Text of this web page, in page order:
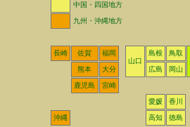
中国・四国地方
九州・沖縄地方
長崎 佐賀
福岡
山口
島根
鳥取
熊本
大分 広島 岡山
鹿児島 宮崎
愛媛 香川
沖縄 高知 徳島